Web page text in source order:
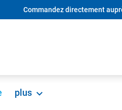
Commandez directement
plus